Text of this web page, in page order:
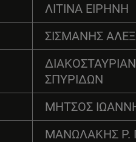
ΛΙΤΙΝΑ ΕΙΡΗΝΗ
ΣΙΣΜΑΝΗΣ
ΣΠΥΡΙΔΩΝ
ΜΗΤΣΟΣ
ΜΑΝΩΛΑΚΗΣ Ρ.